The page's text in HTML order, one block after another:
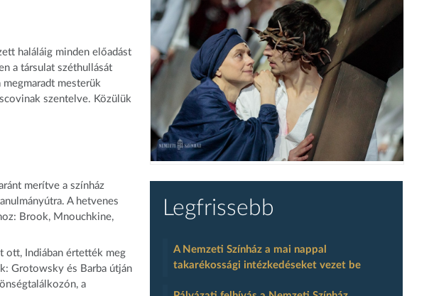
haláláig minden előadást
a társulat széthullását
mesterük
szentelve. Közülük
merítve a színház
A hetvenes
Brook, Mnouchkine,
ott, Indiában értették meg
Grotowsky és Barba útján
a
Legfrissebb
A Nemzeti Színház a mai nappal
takarékossági intézkedéseket vezet be